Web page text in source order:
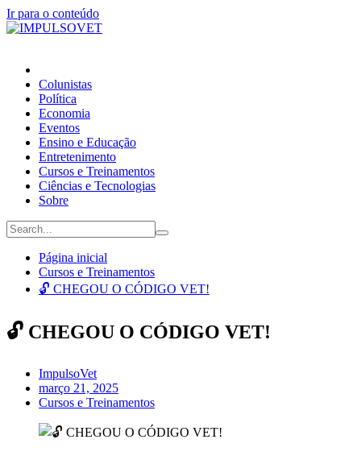
Ir para o conteúdo
Colunistas
Política
Economia
Eventos
Ensino e Educação
Entretenimento
Cursos e Treinamentos
Ciências e Tecnologias
Sobre
Página inicial
Cursos e Treinamentos
🔓 CHEGOU O CÓDIGO VET!
🔓 CHEGOU O CÓDIGO VET!
ImpulsoVet
março 21, 2025
Cursos e Treinamentos